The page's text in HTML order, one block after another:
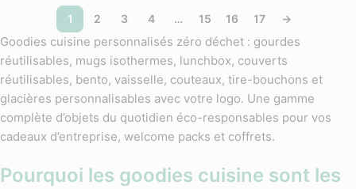
1 2 3 4 … 15 16 17 →
Goodies cuisine personnalisés zéro déchet : gourdes
réutilisables, mugs isothermes, lunchbox, couverts
réutilisables, bento, vaisselle, couteaux, tire-bouchons et
glacières personnalisables avec votre logo. Une gamme
complète d’objets du quotidien éco-responsables pour vos
cadeaux d’entreprise, welcome packs et coffrets.
Pourquoi les goodies cuisine sont les